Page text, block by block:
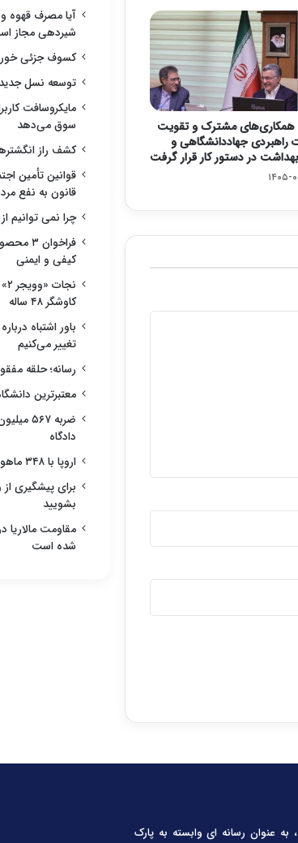
همکاری‌های مشترک و تقویت
راهبردی جهاددانشگاهی و
در دستور کار قرار گرفت
۰۵-۰۶
آیا مصرف قهوه
شیردهی مجاز
کسوف جزئی خورشید ۱۲ اوت
توسعه نسل
مایکروسافت
سوق می‌دهد
کشف راز
قوانین تأمین
قانون به نفع
چرا نمی توانیم
کیفی و ایمنی
کاوشگر ۴۸ ساله
باور اشتباه
تغییر می‌کنیم
رسانه؛ حلقه
معتبرترین
ضربه
دادگاه
اروپا با ۳۴۸ ماهواره به جنگ انحصار استارلینک می‌رود
برای پیشگیری
بشویید
مقاومت مالاریا
شده است
به عنوان رسانه ای وابسته به پارک